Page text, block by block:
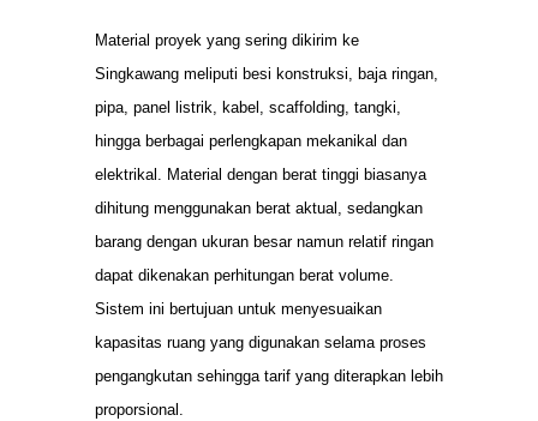
Material proyek yang sering dikirim ke
Singkawang meliputi besi konstruksi, baja ringan,
pipa, panel listrik, kabel, scaffolding, tangki,
hingga berbagai perlengkapan mekanikal dan
elektrikal. Material dengan berat tinggi biasanya
dihitung menggunakan berat aktual, sedangkan
barang dengan ukuran besar namun relatif ringan
dapat dikenakan perhitungan berat volume.
Sistem ini bertujuan untuk menyesuaikan
kapasitas ruang yang digunakan selama proses
pengangkutan sehingga tarif yang diterapkan lebih
proporsional.